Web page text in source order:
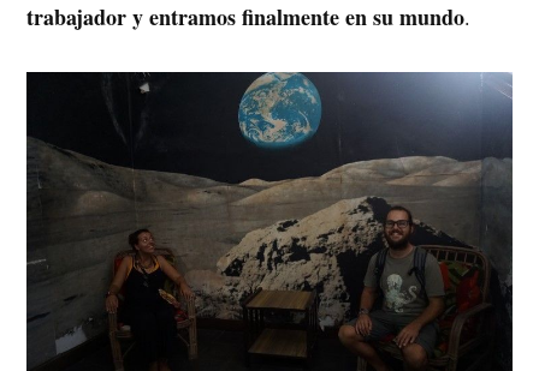
trabajador y entramos finalmente en su mundo.